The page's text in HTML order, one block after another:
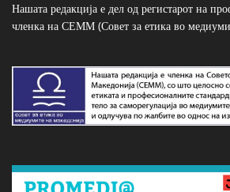
Нашата редакција е дел од регистарот на
членка на СЕММ (Совет за етика во